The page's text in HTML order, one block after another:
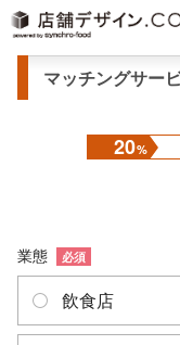
マッチングサー
業態 必須
飲食店